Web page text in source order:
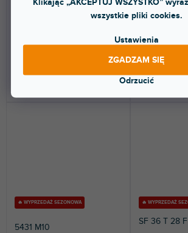
wszystkie pliki cookies.
Ustawienia
Odrzucić
ZGADZAM SIĘ
głośnikowych, 36 mm / 16 mm.
22,60 zł
Gniazdo
🔥 WYPRZEDAŻ SEZONOWA
5431 M10
🔥 WYPRZEDAŻ
SF 36 T 28